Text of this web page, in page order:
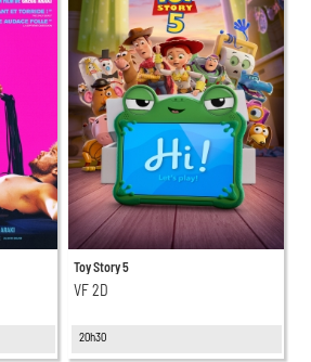
Toy Story 5
VF 2D
20h30